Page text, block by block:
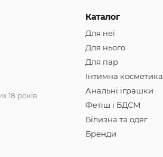
18 років
Каталог
Для неї
Для нього
Для пар
Інтимна косметика
Анальні іграшки
Фетіш і БДСМ
Білизна та одяг
Бренди